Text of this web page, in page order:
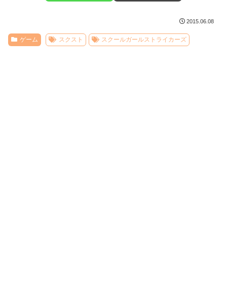
2015.06.08
ゲーム スクスト スクールガールストライカーズ